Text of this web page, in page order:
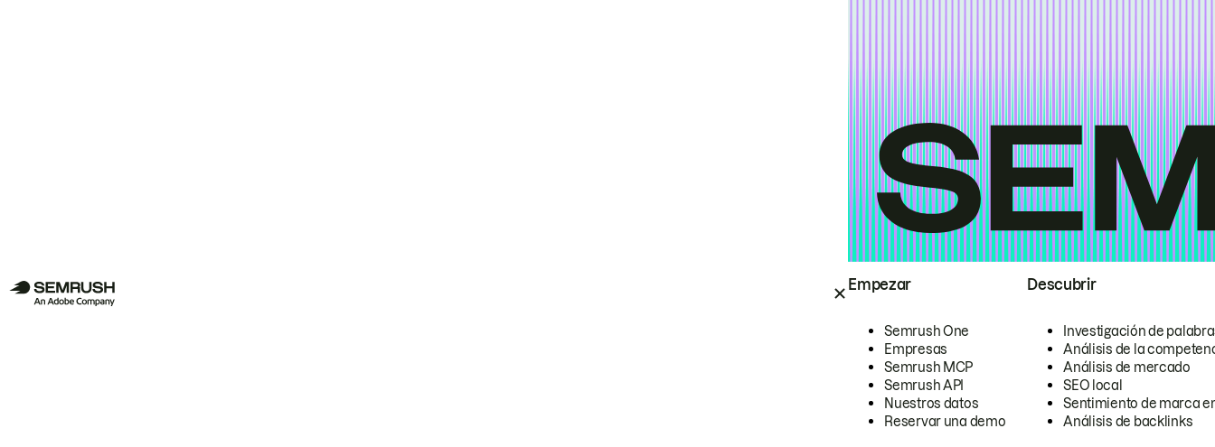
Empezar
Semrush One
Empresas
Semrush MCP
Semrush API
Nuestros datos
Reservar una demo
Descubrir
Investigación de
Análisis de la
Análisis de mercado
SEO local
Sentimiento de marca
Análisis de backlinks